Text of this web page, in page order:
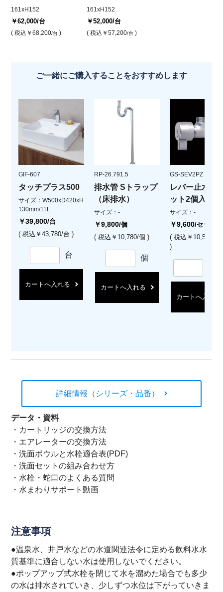
161xH152
￥62,000/台
( 税込 ￥68,200/台 )
161xH152
￥52,000/台
( 税込 ￥57,200/台 )
ご一緒にご購入することをおすすめします
GIF-607
タッチプラス500
サイズ：W500xD420xH
130mm/11L
￥39,800/台
( 税込￥43,780/台 )
台
カートへ入れる
RP-26.791.5
排水管 Sトラップ
（床排水）
サイズ：-
￥9,800/個
( 税込￥10,780/個 )
個
カートへ入れる
GS-SEV2PZ
レバー止水栓
ット2個入)
サイズ：-
￥9,600/セット
( 税込￥10,560/セ
)
カートへ入れる
詳細情報（シリーズ・品番）
データ・資料
・ カートリッジの交換方法
・ エアレーターの交換方法
・洗面ボウルと水栓適合表(PDF)
・洗面セットの組み合わせ方
・ 水栓・蛇口のよくある質問
・ 水まわりサポート動画
注意事項
●温泉水、井戸水などの水道関連法令に定める飲料水水
質基準に適合しない水は使用しないでください。
●ポップアップ式水栓を閉じて水を溜めた場合でも多少
の水は排水されていき、少しずつ水位は下がっていきま